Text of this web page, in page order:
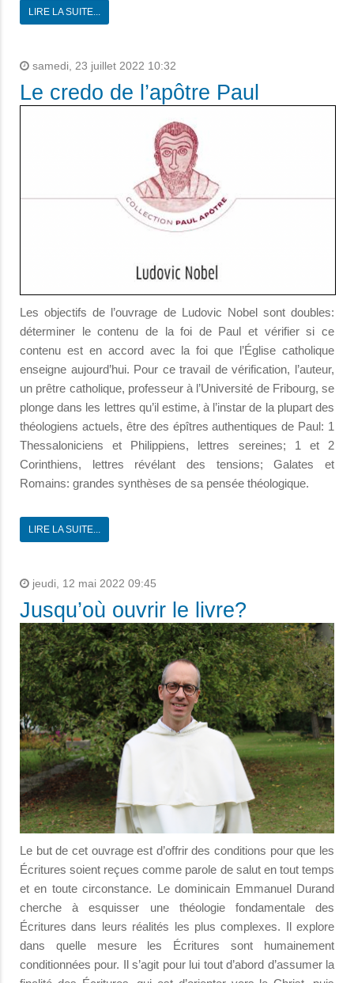
LIRE LA SUITE...
samedi, 23 juillet 2022 10:32
Le credo de l’apôtre Paul
Les objectifs de l’ouvrage de Ludovic Nobel sont doubles:
déterminer le contenu de la foi de Paul et vérifier si ce
contenu est en accord avec la foi que l’Église catholique
enseigne aujourd’hui. Pour ce travail de vérification, l’auteur,
un prêtre catholique, professeur à l’Université de Fribourg, se
plonge dans les lettres qu’il estime, à l’instar de la plupart des
théologiens actuels, être des épîtres authentiques de Paul: 1
Thessaloniciens et Philippiens, lettres sereines; 1 et 2
Corinthiens, lettres révélant des tensions; Galates et
Romains: grandes synthèses de sa pensée théologique.
LIRE LA SUITE...
jeudi, 12 mai 2022 09:45
Jusqu’où ouvrir le livre?
Le but de cet ouvrage est d’offrir des conditions pour que les
Écritures soient reçues comme parole de salut en tout temps
et en toute circonstance. Le dominicain Emmanuel Durand
cherche à esquisser une théologie fondamentale des
Écritures dans leurs réalités les plus complexes. Il explore
dans quelle mesure les Écritures sont humainement
conditionnées pour. Il s’agit pour lui tout d’abord d’assumer la